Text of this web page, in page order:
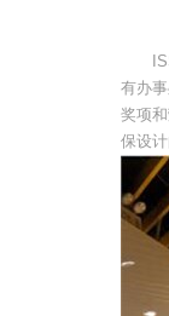
ISSI
有办
奖项
保设